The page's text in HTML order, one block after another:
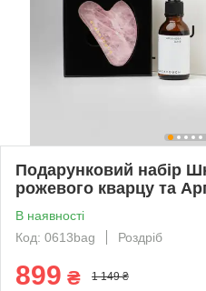
Подарунковий набір
рожевого кварцу та
В наявності
Код: 0613bag
Роздріб
899 ₴ 1 149 ₴